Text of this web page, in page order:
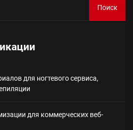
Поиск
для ногтевого сервиса,
для коммерческих веб-